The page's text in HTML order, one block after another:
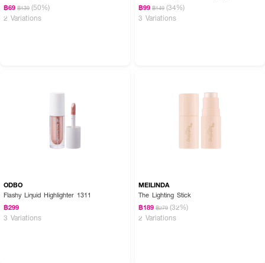
฿69 ฿139 (50%)
2 Variations
฿99 ฿149 (34%)
3 Variations
ODBO
Flashy Liquid Highlighter 1311
฿299
3 Variations
MEILINDA
The Lighting Stick
฿189 ฿279 (32%)
2 Variations